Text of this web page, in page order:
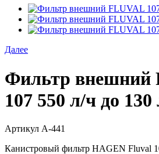
Далее
Фильтр внешний
107 550 л/ч до 130
Артикул A-441
Канистровый фильтр HAGEN Fluval